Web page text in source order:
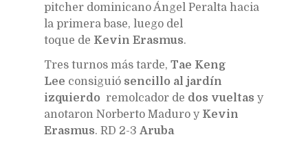
pitcher dominicano Ángel Peralta hacia
la primera base, luego del
toque de Kevin Erasmus.
Tres turnos más tarde, Tae Keng
Lee consiguió sencillo al jardín
izquierdo remolcador de dos vueltas y
anotaron Norberto Maduro y Kevin
Erasmus. RD 2-3 Aruba